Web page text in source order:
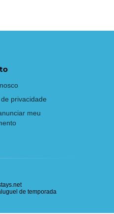
privacidade
meu
de temporada